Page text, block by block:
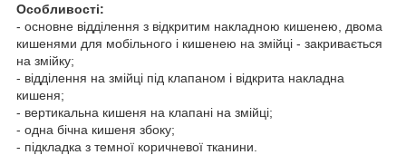
Особливості:
- основне відділення з відкритим накладною кишенею, двома
кишенями для мобільного і кишенею на змійці - закривається
на змійку;
- відділення на змійці під клапаном і відкрита накладна
кишеня;
- вертикальна кишеня на клапані на змійці;
- одна бічна кишеня збоку;
- підкладка з темної коричневої тканини.